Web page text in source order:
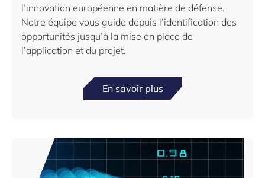
l’innovation européenne en matière de défense.
Notre équipe vous guide depuis l’identification des
opportunités jusqu’à la mise en place de
l’application et du projet.
En savoir plus